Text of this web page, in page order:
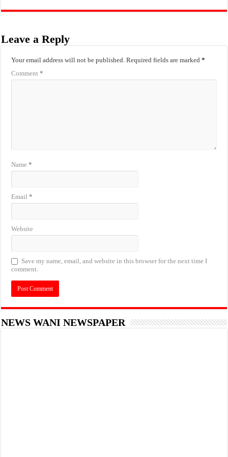
Leave a Reply
Your email address will not be published. Required fields are marked*
Comment*
Name*
Email*
Website
Save my name, email, and website in this browser for the next time I
comment.
NEWS WANI NEWSPAPER